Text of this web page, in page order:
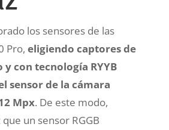
los sensores de las
Pro, eligiendo captores de
con tecnología RYYB
sensor de la cámara
Mpx. De este modo,
un sensor RGGB